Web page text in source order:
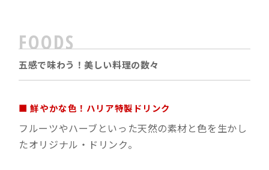
FOODS
五感で味わう！美しい料理の数々
■ 鮮やかな色！ハリア特製ドリンク
フルーツやハーブといった天然の素材と色を生かし
たオリジナル・ドリンク。